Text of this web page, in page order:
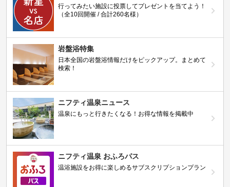
行ってみたい施設に投票してプレゼントを当てよう！
（全10回開催 / 合計260名様）
岩盤浴特集
日本全国の岩盤浴情報だけをピックアップ。まとめて
検索！
ニフティ温泉ニュース
温泉にもっと行きたくなる！お得な情報を掲載中
ニフティ温泉 おふろパス
温浴施設をお得に楽しめるサブスクリプションプラン